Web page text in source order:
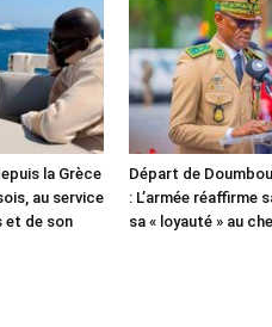
la Grèce
au service
et de son
Départ de
: L’armée réaffirme
sa « loyauté » au